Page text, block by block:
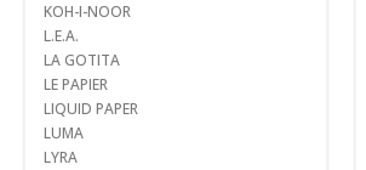
KOH-I-NOOR
L.E.A.
LA GOTITA
LE PAPIER
LIQUID PAPER
LUMA
LYRA